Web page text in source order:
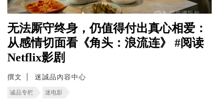
无法厮守终身，仍值得付出真心相爱：
从感情切面看《角头：浪流连》 #阅读
Netflix影剧
撰文 迷誠品內容中心
诚品专栏 迷电影